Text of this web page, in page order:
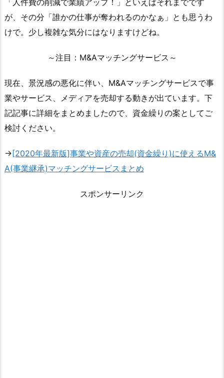
「人件費の削減で業績アップ！」といえばそれまでです
が、その分「誰かの仕事が奪われるのかなぁ」とも思うわ
けで。少し複雑な気分にはなりますけどね。
～注目：M&Aマッチングサービス～
現在、景況感の悪化に伴い、M&Aマッチングサービスで事
業やサービス、メディアを売却する動きが出ています。下
記記事に詳細をまとめましたので、資金繰りの案としてご
検討ください。
→[2020年最新版]事業や資産の売却(資金繰り)に使えるM&
A(事業継承)マッチングサービスまとめ
スポンサーリンク